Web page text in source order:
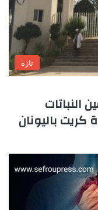
تازة
النباتات
باليونان